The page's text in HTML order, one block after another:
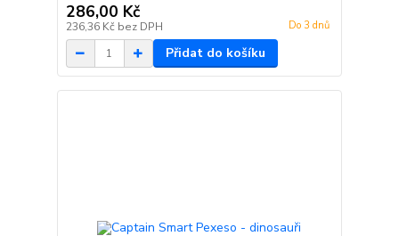
286,00 Kč
236,36 Kč bez DPH Do 3 dnů
Přidat do košíku